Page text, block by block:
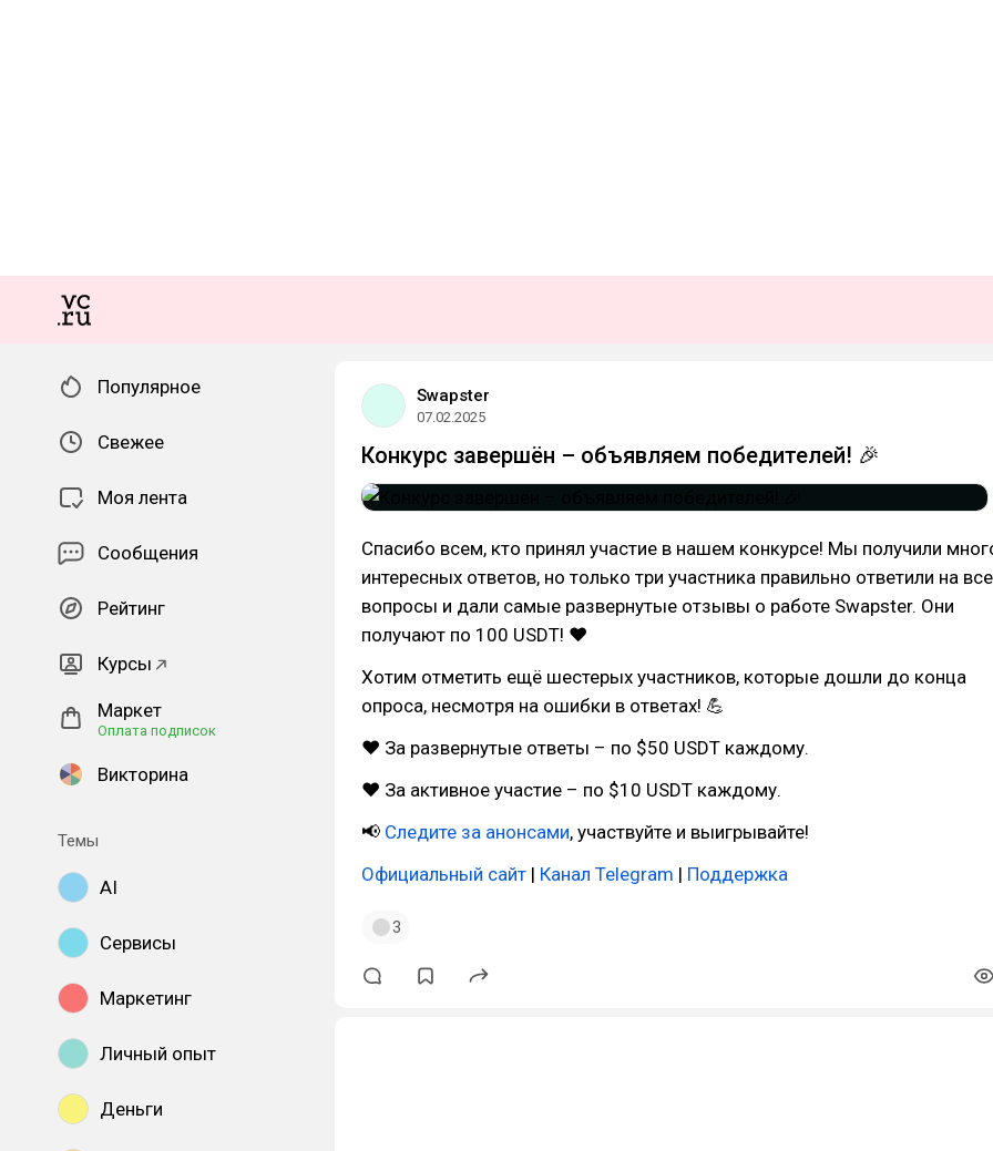
Популярное
Свежее
Моя лента
Сообщения
Рейтинг
Курсы
Маркет
Оплата подписок
Викторина
Темы
AI
Сервисы
Маркетинг
Личный опыт
Деньги
Swapster
07.02.2025
Конкурс завершён – объявляем победителей! 🎉
Спасибо всем, кто принял участие в нашем конкурсе! Мы получили
интересных ответов, но только три участника правильно ответили на все
вопросы и дали самые развернутые отзывы о работе Swapster. Они
получают по 100 USDT! ❤
Хотим отметить ещё шестерых участников, которые дошли до конца
опроса, несмотря на ошибки в ответах! 💪
❤ За развернутые ответы – по $50 USDT каждому.
❤ За активное участие – по $10 USDT каждому.
📢 Следите за анонсами, участвуйте и выигрывайте!
Официальный сайт | Канал Telegram | Поддержка
3